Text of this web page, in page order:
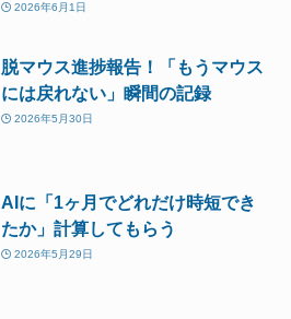
2026年6月1日
脱マウス進捗報告！「もうマウス
には戻れない」瞬間の記録
2026年5月30日
AIに「1ヶ月でどれだけ時短でき
たか」計算してもらう
2026年5月29日